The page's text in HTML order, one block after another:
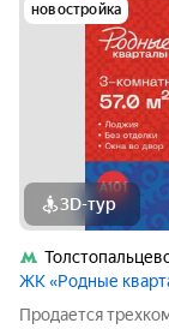
новостройка
3D-тур
ЖК «Родные
Продается